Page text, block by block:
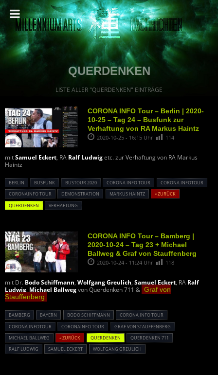
QUERDENKEN
LISTE ALLER "QUERDENKEN" EINTRÄGE
CORONA INFO Tour – Berlin | 2020-
10-25 – Tag 24 – Busfunk zur
Verhaftung von RA Markus Haintz
2020-10-25 - 16:15 Uhr 114
mitSamuel Eckert, RA Ralf Ludwigetc. zur Verhaftung von RA Markus
Haintz
BERLIN BUSFUNK BUSTOUR 2020 CORONA INFO TOUR
CORONA INFOTOUR
CORONAINFO TOUR
DEMONSTRATION MARKUS HAINTZ
« ZURÜCK
QUERDENKEN
VERHAFTUNG
CORONA INFO Tour – Bamberg |
2020-10-24 – Tag 23 + Michael
Ballweg & Graf von Stauffenberg
2020-10-24 - 11:24 Uhr 118
mit Dr. Bodo Schiffmann, Wolfgang Greulich, Samuel Eckert, RA Ralf
Ludwig, Michael Ballwegvon Querdenken 711 & Graf von
Stauffenberg
BAMBERG BAYERN BODO SCHIFFMANN
CORONA INFO TOUR
CORONA INFOTOUR
CORONAINFO TOUR
GRAF VON STAUFFENBERG
MICHAEL BALLWEG
« ZURÜCK QUERDENKEN
QUERDENKEN 711
RALF LUDWIG
SAMUEL ECKERT WOLFGANG GREULICH